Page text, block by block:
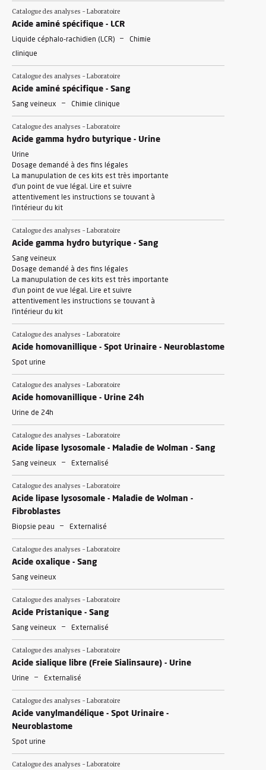
Catalogue des analyses - Laboratoire
Acide aminé spécifique - LCR
Liquide céphalo-rachidien (LCR) -
Chimie
clinique
Catalogue des analyses - Laboratoire
Acide aminé spécifique - Sang
Sang veineux - Chimie clinique
Catalogue des analyses - Laboratoire
Acide gamma hydro butyrique - Urine
Urine
Dosage demandé à des fins légales
La manupulation de ces kits est très importante
d'un point de vue légal. Lire et suivre
attentivement les instructions se touvant à
l'intérieur du kit
Catalogue des analyses - Laboratoire
Acide gamma hydro butyrique - Sang
Sang veineux
Dosage demandé à des fins légales
La manupulation de ces kits est très importante
d'un point de vue légal. Lire et suivre
attentivement les instructions se touvant à
l'intérieur du kit
Catalogue des analyses - Laboratoire
Acide homovanillique - Spot Urinaire - Neuroblastome
Spot urine
Catalogue des analyses - Laboratoire
Acide homovanillique - Urine 24h
Urine de 24h
Catalogue des analyses - Laboratoire
Acide lipase lysosomale - Maladie de Wolman - Sang
Sang veineux - Externalisé
Catalogue des analyses - Laboratoire
Acide lipase lysosomale - Maladie de Wolman -
Fibroblastes
Biopsie peau - Externalisé
Catalogue des analyses - Laboratoire
Acide oxalique - Sang
Sang veineux
Catalogue des analyses - Laboratoire
Acide Pristanique - Sang
Sang veineux - Externalisé
Catalogue des analyses - Laboratoire
Acide sialique libre (Freie Sialinsaure) - Urine
Urine - Externalisé
Catalogue des analyses - Laboratoire
Acide vanylmandélique - Spot Urinaire -
Neuroblastome
Spot urine
Catalogue des analyses - Laboratoire